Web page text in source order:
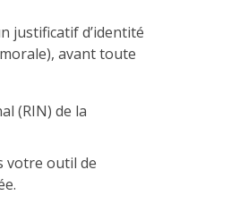
justificatif d’identité
avant toute
(RIN) de la
votre outil de